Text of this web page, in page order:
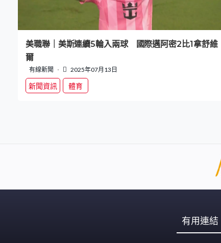
美職聯｜美斯連續5輪入兩球 國際邁阿密2比1拿舒維
爾
有線新聞 2025年07月13日
新聞資訊 體育
有用連結